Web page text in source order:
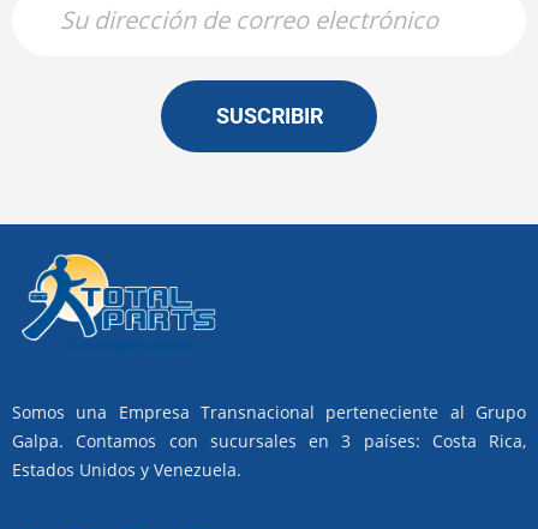
SUSCRIBIR
Somos una Empresa Transnacional perteneciente al Grupo
Galpa. Contamos con sucursales en 3 países: Costa Rica,
Estados Unidos y Venezuela.